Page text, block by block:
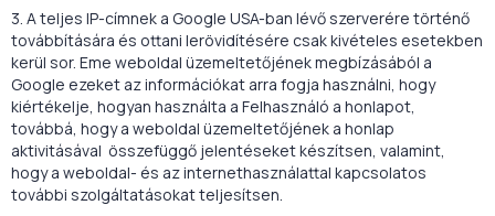
3. A teljes IP-címnek a Google USA-ban lévő szerverére történő
továbbítására és ottani lerövidítésére csak kivételes esetekben
kerül sor. Eme weboldal üzemeltetőjének megbízásából a
Google ezeket az információkat arra fogja használni, hogy
kiértékelje, hogyan használta a Felhasználó a honlapot,
továbbá, hogy a weboldal üzemeltetőjének a honlap
aktivitásával összefüggő jelentéseket készítsen, valamint,
hogy a weboldal- és az internethasználattal kapcsolatos
további szolgáltatásokat teljesítsen.